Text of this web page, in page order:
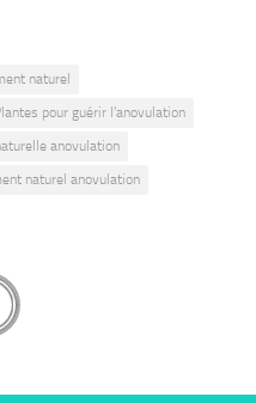
naturel
pour guérir l'anovulation
anovulation
naturel anovulation